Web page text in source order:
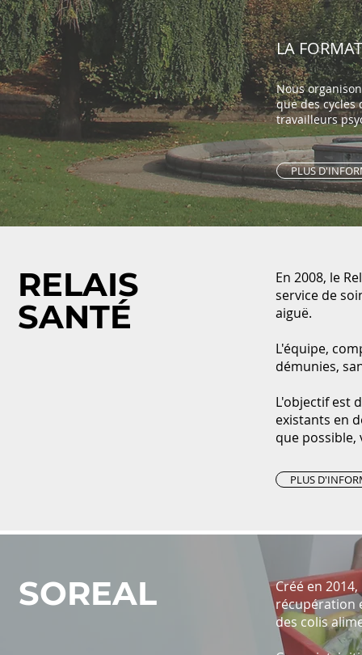
LA
Nous
que des cycles
travailleurs
PLUS
En 2008, le
service de
aiguë.
L'équipe,
démunies,
L'objectif est
existants en
que possible,
PLUS
RELAIS
SANTÉ
SOREAL
Créé en
récupération
des colis